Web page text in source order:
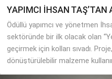
YAPIMCI İHSAN TAŞ’TAN
Ödüllü yapımcı ve yönetmen
sektöründe bir ilk olacak olan
geçirmek için kolları sıvadı.
dönüştürülebilir malzeme